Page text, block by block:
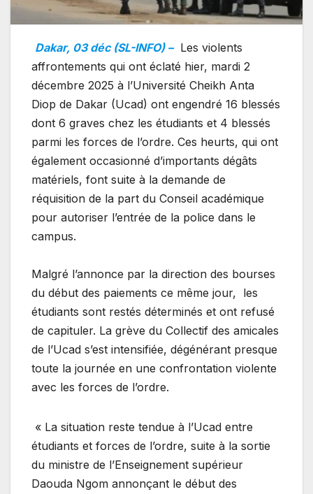
Dakar, 03 déc (SL-INFO) – Les violents
affrontements qui ont éclaté hier, mardi 2
décembre 2025 à l’Université Cheikh Anta
Diop de Dakar (Ucad) ont engendré 16 blessés
dont 6 graves chez les étudiants et 4 blessés
parmi les forces de l’ordre. Ces heurts, qui ont
également occasionné d’importants dégâts
matériels, font suite à la demande de
réquisition de la part du Conseil académique
pour autoriser l’entrée de la police dans le
campus.
Malgré l’annonce par la direction des bourses
du début des paiements ce même jour, les
étudiants sont restés déterminés et ont refusé
de capituler. La grève du Collectif des amicales
de l’Ucad s’est intensifiée, dégénérant presque
toute la journée en une confrontation violente
avec les forces de l’ordre.
« La situation reste tendue à l’Ucad entre
étudiants et forces de l’ordre, suite à la sortie
du ministre de l’Enseignement supérieur
Daouda Ngom annonçant le début des